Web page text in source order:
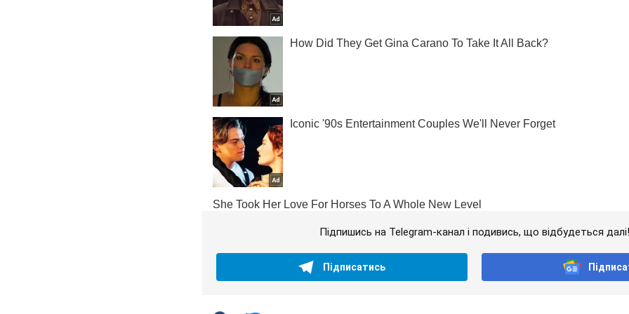
Підпишись на Telegram-канал і подивись, що відбудеться далі!
Підписатись